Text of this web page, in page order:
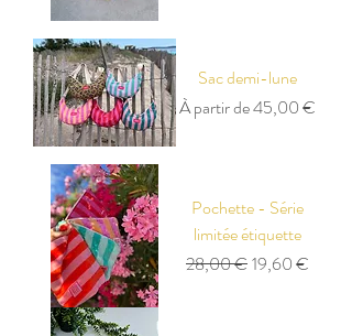
Sac demi-lune
À partir de45,00 €
Prix promotionnel
Pochette - Série
limitée étiquette
Prix original
28,00 €Prix
19,60 €